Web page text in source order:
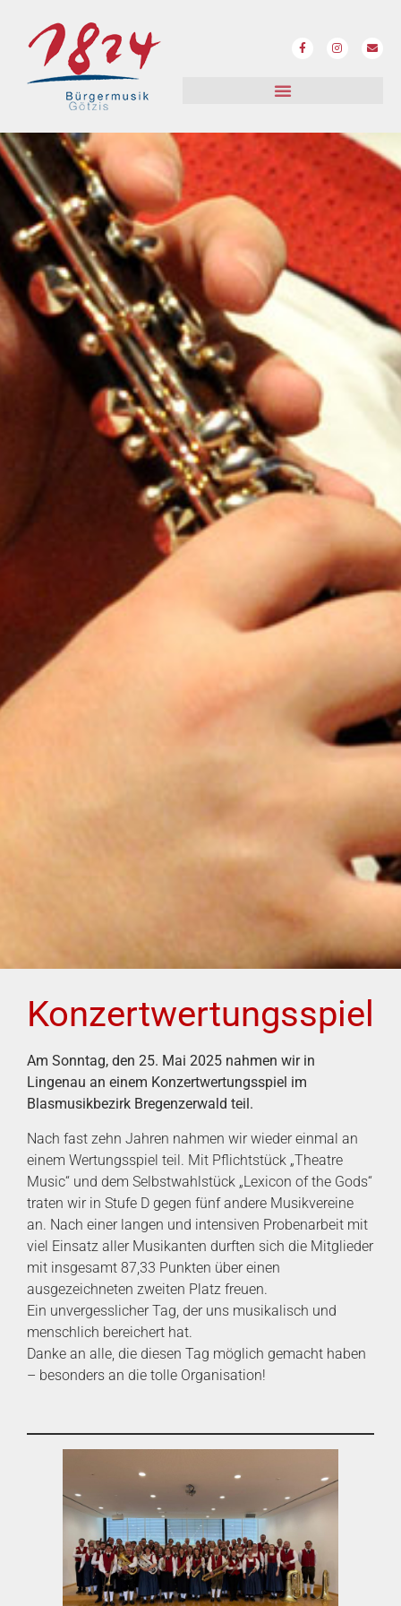
Konzertwertungsspiel
Am Sonntag, den 25. Mai 2025 nahmen wir in
Lingenau an einem Konzertwertungsspiel im
Blasmusikbezirk Bregenzerwald teil.
Nach fast zehn Jahren nahmen wir wieder einmal an
einem Wertungsspiel teil. Mit Pflichtstück „Theatre
Music“ und dem Selbstwahlstück „Lexicon of the Gods“
traten wir in Stufe D gegen fünf andere Musikvereine
an. Nach einer langen und intensiven Probenarbeit mit
viel Einsatz aller Musikanten durften sich die Mitglieder
mit insgesamt 87,33 Punkten über einen
ausgezeichneten zweiten Platz freuen.
Ein unvergesslicher Tag, der uns musikalisch und
menschlich bereichert hat.
Danke an alle, die diesen Tag möglich gemacht haben
– besonders an die tolle Organisation!